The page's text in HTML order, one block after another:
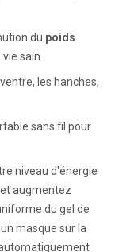
du poids
sain
les hanches,
sans fil pour
niveau d'énergie
augmentez
du gel de
masque sur la